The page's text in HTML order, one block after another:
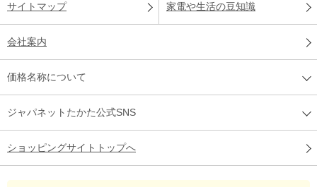
サイトマップ 家電や生活の豆知識
会社案内
価格名称について
ジャパネットたかた公式SNS
ショッピングサイトトップへ